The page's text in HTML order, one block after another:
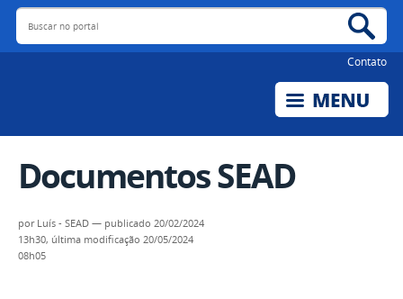
Buscar no portal
Contato
Documentos SEAD
por Luís - SEAD — publicado 20/02/2024
13h30, última modificação 20/05/2024
08h05